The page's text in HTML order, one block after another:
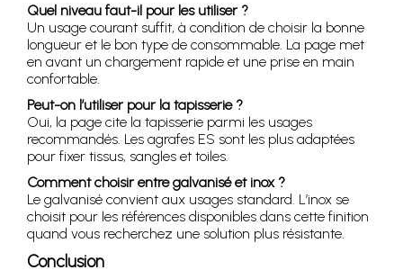
Quel niveau faut-il pour les utiliser ?
Un usage courant suffit, à condition de choisir la bonne
longueur et le bon type de consommable. La page met
en avant un chargement rapide et une prise en main
confortable.
Peut-on l’utiliser pour la tapisserie ?
Oui, la page cite la tapisserie parmi les usages
recommandés. Les agrafes ES sont les plus adaptées
pour fixer tissus, sangles et toiles.
Comment choisir entre galvanisé et inox ?
Le galvanisé convient aux usages standard. L’inox se
choisit pour les références disponibles dans cette finition
quand vous recherchez une solution plus résistante.
Conclusion